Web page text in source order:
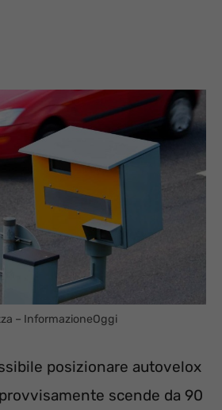
– InformazioneOggi
posizionare autovelox
scende da 90